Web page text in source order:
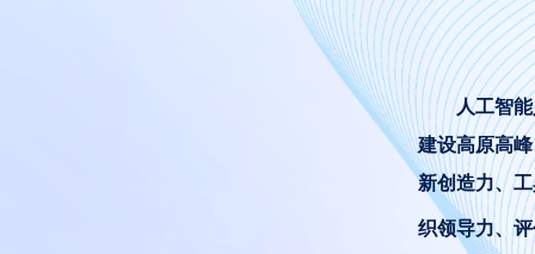
人工智
建设高原高
新创造力、
织领导力、